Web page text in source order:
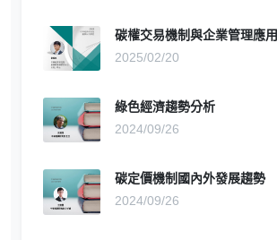
碳權交易機制與企業管理應用
2025/02/20
綠色經濟趨勢分析
2024/09/26
碳定價機制國內外發展趨勢
2024/09/26